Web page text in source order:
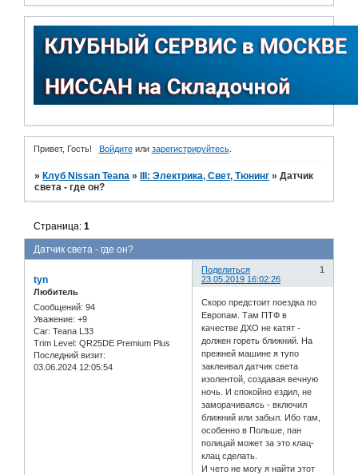
Привет, Гость! Войдитеили зарегистрируйтесь.
» Клуб Nissan Teana » III: Электрика, Свет, Тюнинг »Датчик
света - где он?
Датчик света - где он?
Страница:1
Поделиться
1
23.05.2019 16:02:26
tyn
Любитель
Сообщений: 94
Уважение: +9
Car: Teana L33
Trim Level: QR25DE Premium Plus
Последний визит:
03.06.2024 12:05:54
Скоро предстоит поездка по
Европам. Там ПТФ в
качестве ДХО не катят -
должен гореть ближний. На
прежней машине я тупо
заклеивал датчик света
изолентой, создавая вечную
ночь. И спокойно ездил, не
заморачиваясь - включил
ближний или забыл. Ибо там,
особенно в Польше, пан
полицай может за это клац-
клац сделать.
И чето не могу я найти этот